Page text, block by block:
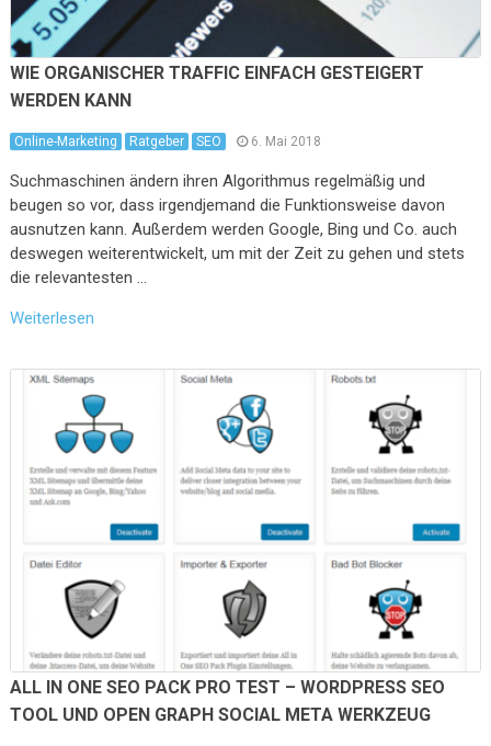
WIE ORGANISCHER TRAFFIC EINFACH GESTEIGERT
WERDEN KANN
Online-Marketing Ratgeber SEO 6. Mai 2018
Suchmaschinen ändern ihren Algorithmus regelmäßig und
beugen so vor, dass irgendjemand die Funktionsweise davon
ausnutzen kann. Außerdem werden Google, Bing und Co. auch
deswegen weiterentwickelt, um mit der Zeit zu gehen und stets
die relevantesten …
Weiterlesen
ALL IN ONE SEO PACK PRO TEST – WORDPRESS SEO
TOOL UND OPEN GRAPH SOCIAL META WERKZEUG